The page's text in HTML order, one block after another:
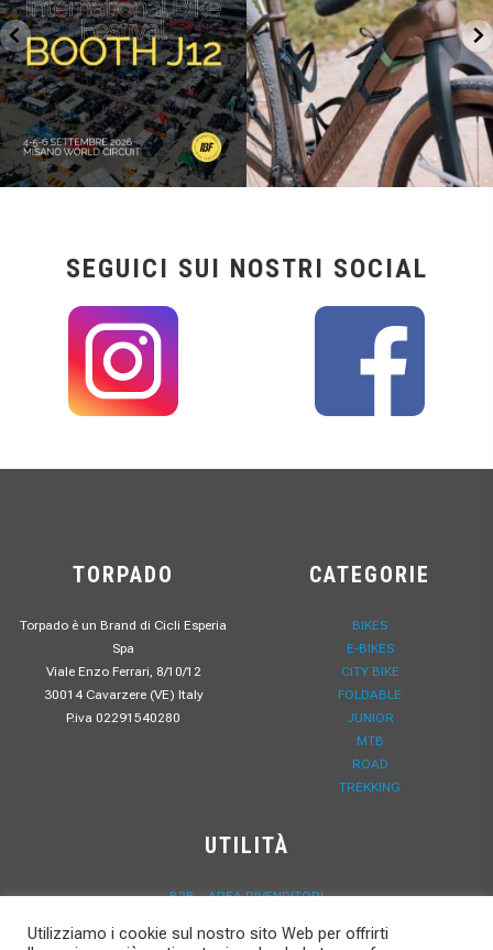
SEGUICI SUI NOSTRI SOCIAL
TORPADO
Torpado è un Brand di Cicli Esperia
Spa
Viale Enzo Ferrari, 8/10/12
30014 Cavarzere (VE) Italy
P.iva 02291540280
CATEGORIE
BIKES
E-BIKES
CITY BIKE
FOLDABLE
JUNIOR
MTB
ROAD
TREKKING
UTILITÀ
B2B – AREA RIVENDITORI
RESPONSABILITÀ SOCIALE
Utilizziamo i cookie sul nostro sito Web per offrirti